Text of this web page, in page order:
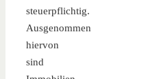
steuerpflichtig.
Ausgenommen
hiervon
sind